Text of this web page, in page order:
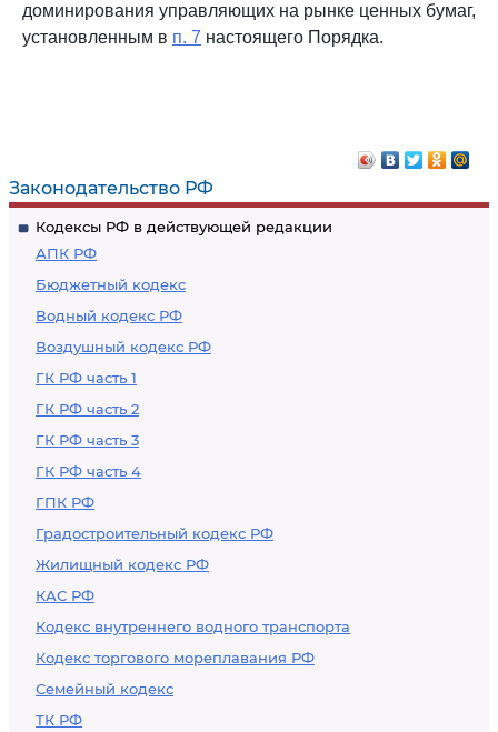
Законодательство РФ
Кодексы РФ в действующей редакции
АПК РФ
Бюджетный кодекс
Водный кодекс РФ
Воздушный кодекс РФ
ГК РФ часть 1
ГК РФ часть 2
ГК РФ часть 3
ГК РФ часть 4
ГПК РФ
Градостроительный кодекс РФ
Жилищный кодекс РФ
КАС РФ
Кодекс внутреннего водного транспорта
Кодекс торгового мореплавания РФ
Семейный кодекс
ТК РФ
доминирования управляющих на рынке ценных бумаг,
установленным в п. 7 настоящего Порядка.